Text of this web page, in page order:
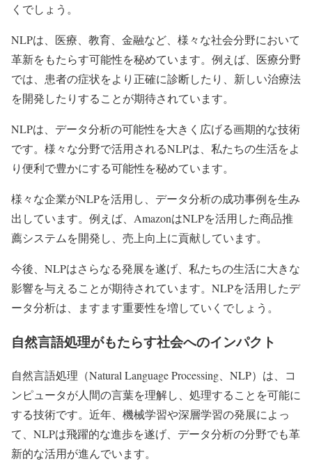
くでしょう。
NLPは、医療、教育、金融など、様々な社会分野において
革新をもたらす可能性を秘めています。例えば、医療分野
では、患者の症状をより正確に診断したり、新しい治療法
を開発したりすることが期待されています。
NLPは、データ分析の可能性を大きく広げる画期的な技術
です。様々な分野で活用されるNLPは、私たちの生活をよ
り便利で豊かにする可能性を秘めています。
様々な企業がNLPを活用し、データ分析の成功事例を生み
出しています。例えば、AmazonはNLPを活用した商品推
薦システムを開発し、売上向上に貢献しています。
今後、NLPはさらなる発展を遂げ、私たちの生活に大きな
影響を与えることが期待されています。NLPを活用したデ
ータ分析は、ますます重要性を増していくでしょう。
自然言語処理がもたらす社会へのインパクト
自然言語処理（Natural Language Processing、NLP）は、コ
ンピュータが人間の言葉を理解し、処理することを可能に
する技術です。近年、機械学習や深層学習の発展によっ
て、NLPは飛躍的な進歩を遂げ、データ分析の分野でも革
新的な活用が進んでいます。